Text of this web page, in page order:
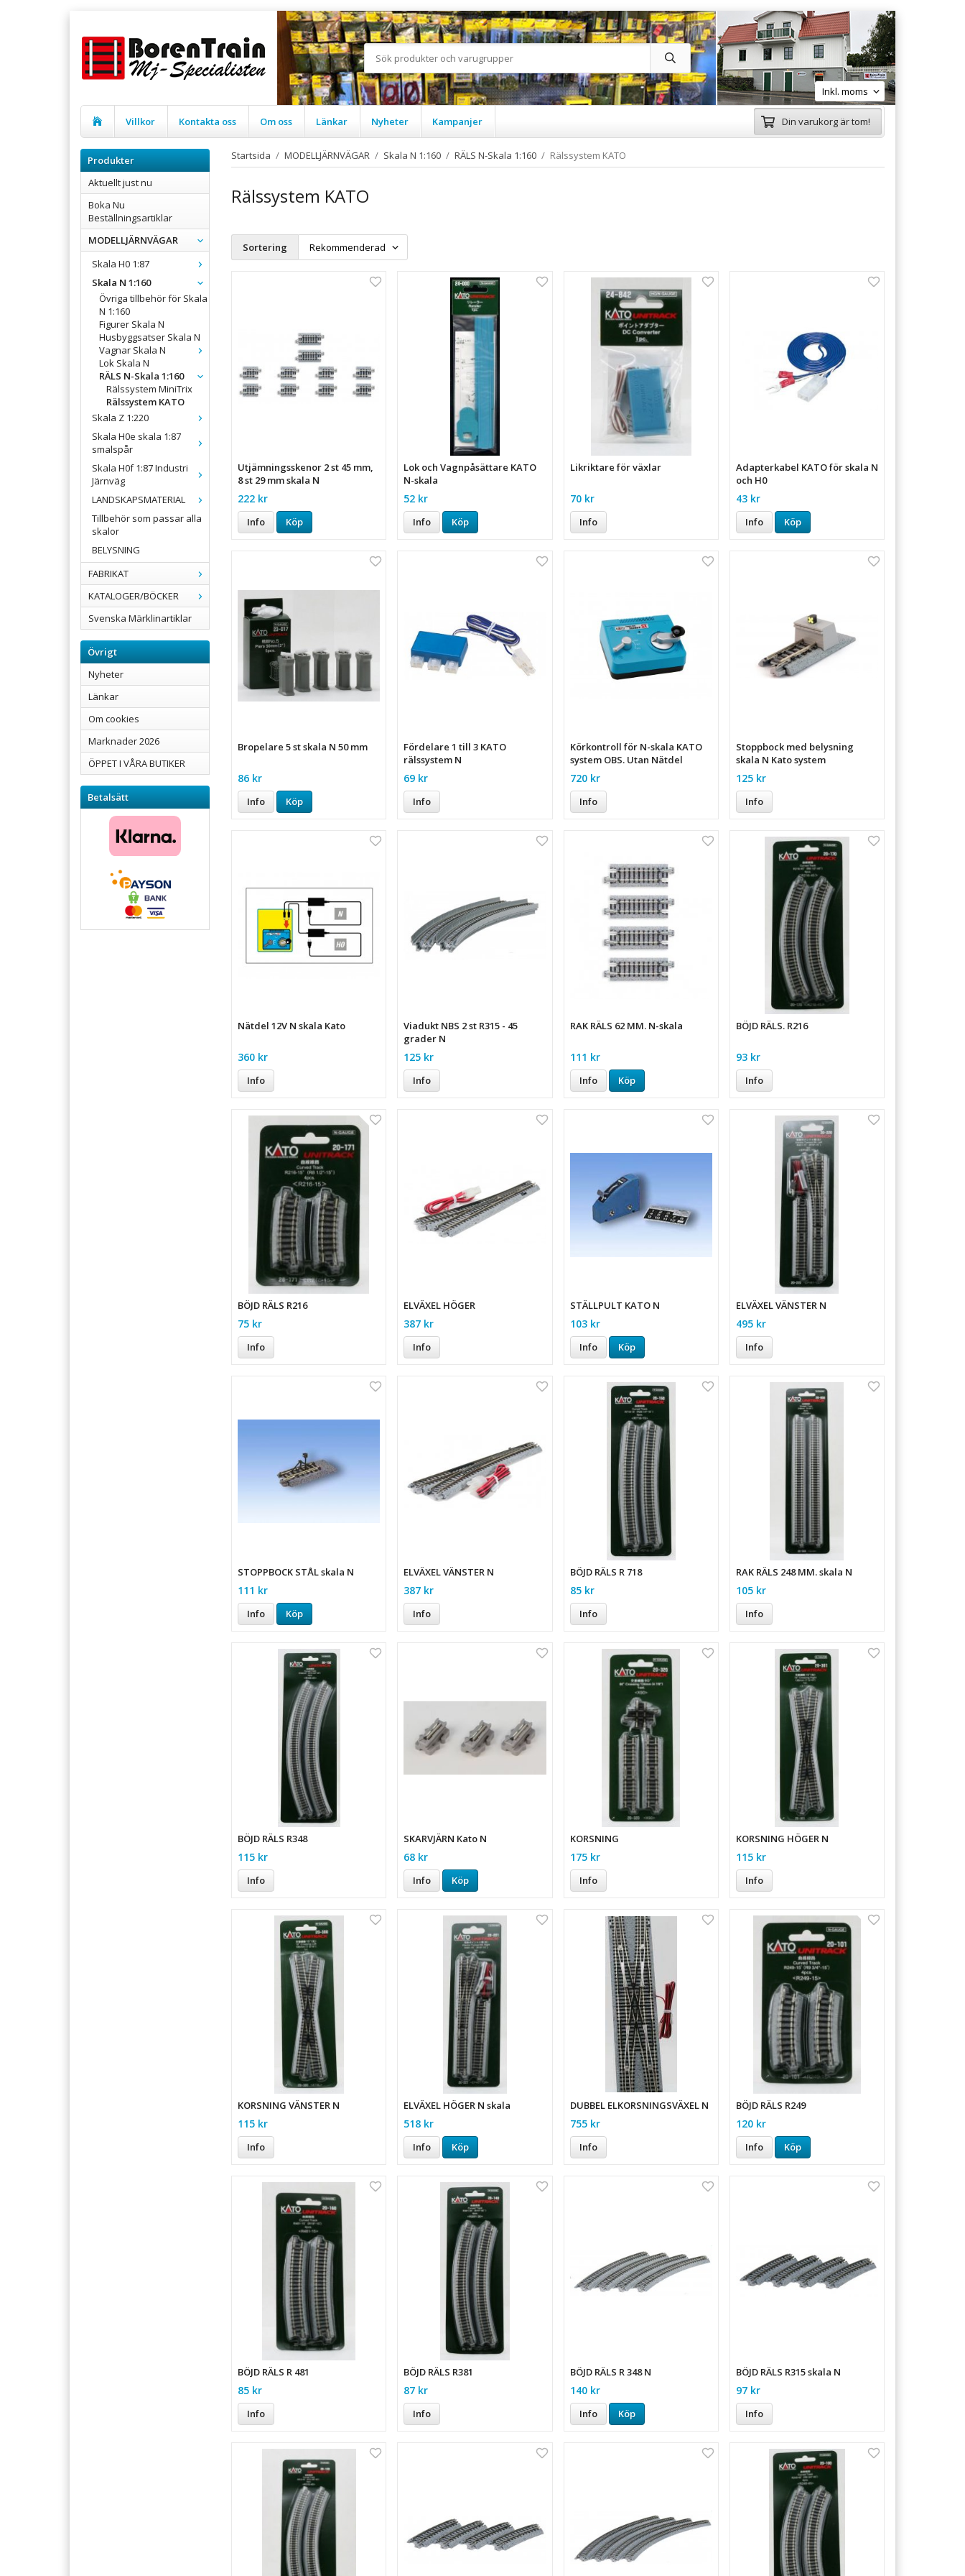
Villkor Kontakta oss Om oss Länkar Nyheter Kampanjer Din varukorg är tom!
Produkter
Aktuellt just nu
Boka Nu
Beställningsartiklar
MODELLJÄRNVÄGAR
Skala H0 1:87
Skala N 1:160
Övriga tillbehör för Skala
N 1:160
Figurer Skala N
Husbyggsatser Skala N
Vagnar Skala N
Lok Skala N
RÄLS N-Skala 1:160
Rälssystem MiniTrix
Rälssystem KATO
Skala Z 1:220
Skala H0e skala 1:87
smalspår
Skala H0f 1:87 Industri
Järnväg
LANDSKAPSMATERIAL
Tillbehör som passar alla
skalor
BELYSNING
FABRIKAT
KATALOGER/BÖCKER
Svenska Märklinartiklar
Övrigt
Nyheter
Länkar
Om cookies
Marknader 2026
ÖPPET I VÅRA BUTIKER
Betalsätt
Startsida / MODELLJÄRNVÄGAR / Skala N 1:160 / RÄLS N-Skala 1:160 / Rälssystem KATO
Rälssystem KATO
Sortering
Utjämningsskenor 2 st 45 mm,
8 st 29 mm skala N
222 kr
Info Köp
Lok och Vagnpåsättare KATO
N-skala
52 kr
Info Köp
Likriktare för växlar
70 kr
Info
Adapterkabel KATO för skala N
och H0
43 kr
Info Köp
Bropelare 5 st skala N 50 mm
86 kr
Info Köp
Fördelare 1 till 3 KATO
rälssystem N
69 kr
Info
Körkontroll för N-skala KATO
system OBS. Utan Nätdel
720 kr
Info
Stoppbock med belysning
skala N Kato system
125 kr
Info
Nätdel 12V N skala Kato
360 kr
Info
Viadukt NBS 2 st R315 - 45
grader N
125 kr
Info
RAK RÄLS 62 MM. N-skala
111 kr
Info Köp
BÖJD RÄLS. R216
93 kr
Info
BÖJD RÄLS R216
75 kr
Info
ELVÄXEL HÖGER
387 kr
Info
STÄLLPULT KATO N
103 kr
Info Köp
ELVÄXEL VÄNSTER N
495 kr
Info
STOPPBOCK STÅL skala N
111 kr
Info Köp
ELVÄXEL VÄNSTER N
387 kr
Info
BÖJD RÄLS R 718
85 kr
Info
RAK RÄLS 248 MM. skala N
105 kr
Info
BÖJD RÄLS R348
115 kr
Info
SKARVJÄRN Kato N
68 kr
Info Köp
KORSNING
175 kr
Info
KORSNING HÖGER N
115 kr
Info
KORSNING VÄNSTER N
115 kr
Info
ELVÄXEL HÖGER N skala
518 kr
Info Köp
DUBBEL ELKORSNINGSVÄXEL N
755 kr
Info
BÖJD RÄLS R249
120 kr
Info Köp
BÖJD RÄLS R 481
85 kr
Info
BÖJD RÄLS R381
87 kr
Info
BÖJD RÄLS R 348 N
140 kr
Info Köp
BÖJD RÄLS R315 skala N
97 kr
Info